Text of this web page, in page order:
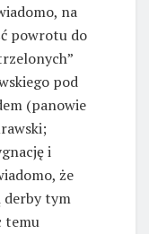
na
powrotu do
pod
(panowie
i
że
derby tym
temu